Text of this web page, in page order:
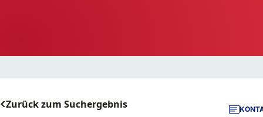
Zurück zum Suchergebnis